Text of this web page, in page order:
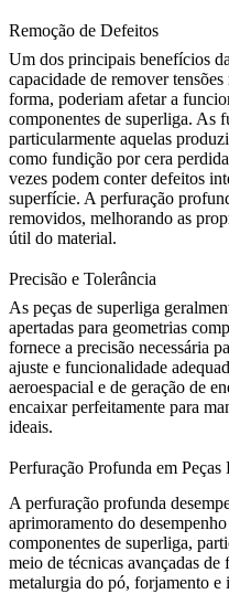
Remoção de Defeitos
Um dos principais benefícios
capacidade de remover
forma, poderiam afetar a
componentes de superliga. As
particularmente aquelas
como fundição por cera
vezes podem conter defeitos
superfície. A perfuração
removidos, melhorando as
útil do material.
Precisão e Tolerância
As peças de superliga
apertadas para geometrias
fornece a precisão necessária
ajuste e funcionalidade
aeroespacial e de geração de
encaixar perfeitamente para
ideais.
Perfuração Profunda em
A perfuração profunda
aprimoramento do
componentes de superliga,
meio de técnicas avançadas
metalurgia do pó, forjamento e